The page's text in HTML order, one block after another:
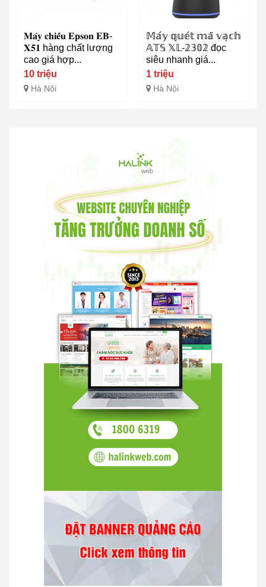
𝐌𝐚́𝐲 𝐜𝐡𝐢𝐞̂́𝐮 𝐄𝐩𝐬𝐨𝐧 𝐄𝐁-
𝐗𝟓𝟏 hàng chất lượng
cao giá hợp...
10 triệu
Hà Nội
𝕄𝕒́𝕪 𝕢𝕦𝕖́𝕥 𝕞𝕒̃ 𝕧𝕒̣𝕔𝕙
𝔸𝕋𝕊 𝕏𝕃-𝟚𝟛𝟘𝟚 đọc
siêu nhanh giá...
1 triệu
Hà Nội